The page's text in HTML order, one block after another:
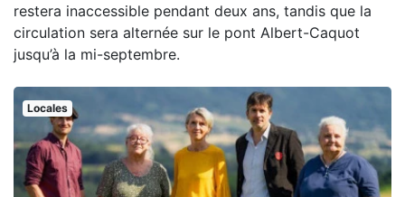
restera inaccessible pendant deux ans, tandis que la
circulation sera alternée sur le pont Albert-Caquot
jusqu’à la mi-septembre.
Locales